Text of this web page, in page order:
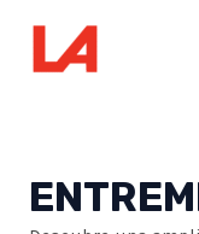
contenido